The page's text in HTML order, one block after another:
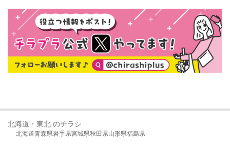
北海道・東北 のチラシ
北海道青森県岩手県宮城県秋田県山形県福島県